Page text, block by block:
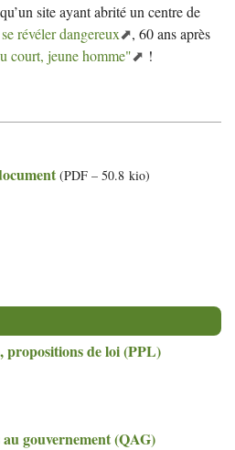
site ayant abrité un centre de
se révéler dangereux
, 60 ans après
court, jeune homme" !
(PDF – 50.8 kio)
propositions de loi (PPL)
gouvernement (QAG)